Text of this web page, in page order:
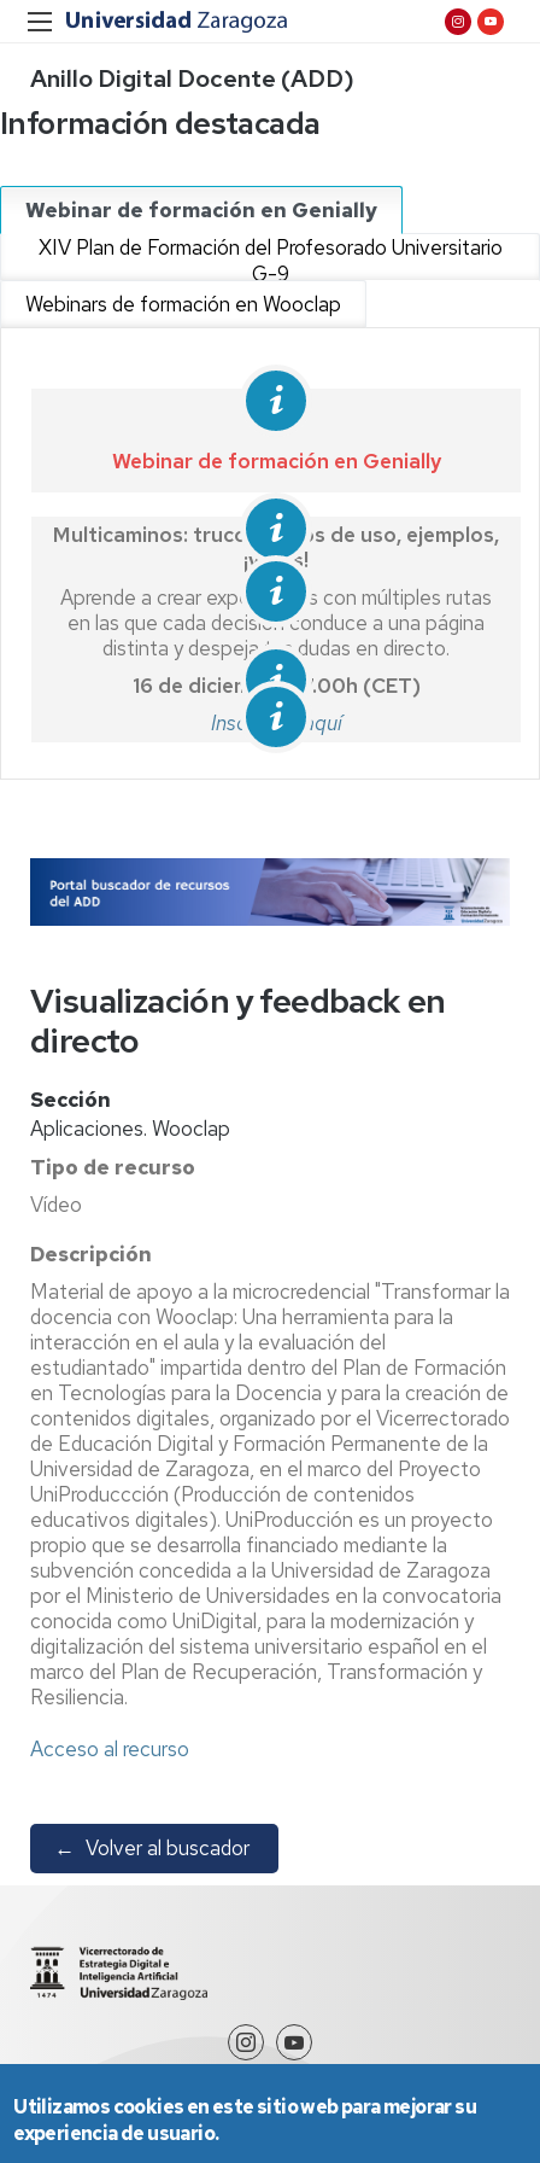
Anillo Digital Docente (ADD)
Información destacada
Webinar de formación en Genially
XIV Plan de Formación del Profesorado Universitario
G-9
Webinars de formación en Wooclap
Webinar de formación en Genially
Multicaminos: trucos, casos de uso, ejemplos,
¡y más!
Aprende a crear experiencias con múltiples rutas
en las que cada decisión conduce a una página
distinta y despeja tus dudas en directo.
16 de diciembre, 17.00h (CET)
Inscríbete aquí
Visualización y feedback en
directo
Sección
Aplicaciones. Wooclap
Tipo de recurso
Vídeo
Descripción
Material de apoyo a la microcredencial "Transformar la
docencia con Wooclap: Una herramienta para la
interacción en el aula y la evaluación del
estudiantado" impartida dentro del Plan de Formación
en Tecnologías para la Docencia y para la creación de
contenidos digitales, organizado por el Vicerrectorado
de Educación Digital y Formación Permanente de la
Universidad de Zaragoza, en el marco del Proyecto
UniProduccción (Producción de contenidos
educativos digitales). UniProducción es un proyecto
propio que se desarrolla financiado mediante la
subvención concedida a la Universidad de Zaragoza
por el Ministerio de Universidades en la convocatoria
conocida como UniDigital, para la modernización y
digitalización del sistema universitario español en el
marco del Plan de Recuperación, Transformación y
Resiliencia.
Acceso al recurso
← Volver al buscador
Utilizamos cookies en este sitio web para mejorar su
experiencia de usuario.